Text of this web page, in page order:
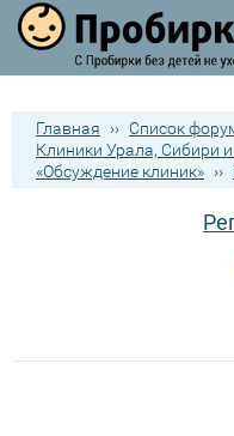
Главная ›› Список
Клиники Урала, Сибири
«Обсуждение клиник» ››